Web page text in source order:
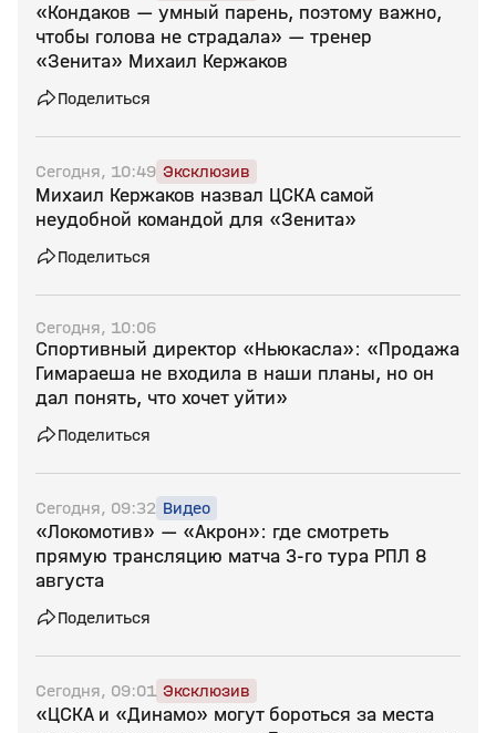
«Кондаков — умный парень, поэтому важно,
чтобы голова не страдала» — тренер
«Зенита» Михаил Кержаков
Поделиться
Сегодня, 10:49 Эксклюзив
Михаил Кержаков назвал ЦСКА самой
неудобной командой для «Зенита»
Поделиться
Сегодня, 10:06
Спортивный директор «Ньюкасла»: «Продажа
Гимараеша не входила в наши планы, но он
дал понять, что хочет уйти»
Поделиться
Сегодня, 09:32 Видео
«Локомотив» — «Акрон»: где смотреть
прямую трансляцию матча 3‑го тура РПЛ 8
августа
Поделиться
Сегодня, 09:01 Эксклюзив
«ЦСКА и «Динамо» могут бороться за места